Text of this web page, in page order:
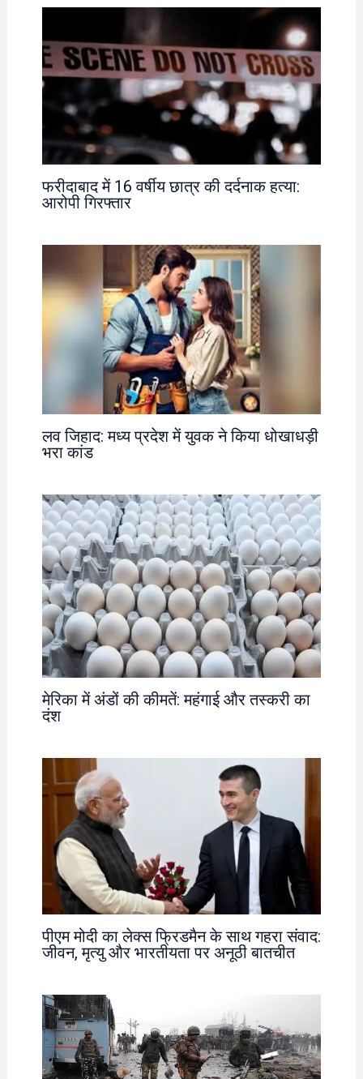
फरीदाबाद में 16 वर्षीय छात्र की दर्दनाक हत्या:
आरोपी गिरफ्तार
लव जिहाद: मध्य प्रदेश में युवक ने किया धोखाधड़ी
भरा कांड
मेरिका में अंडों की कीमतें: महंगाई और तस्करी का
दंश
पीएम मोदी का लेक्स फ्रिडमैन के साथ गहरा संवाद:
जीवन, मृत्यु और भारतीयता पर अनूठी बातचीत